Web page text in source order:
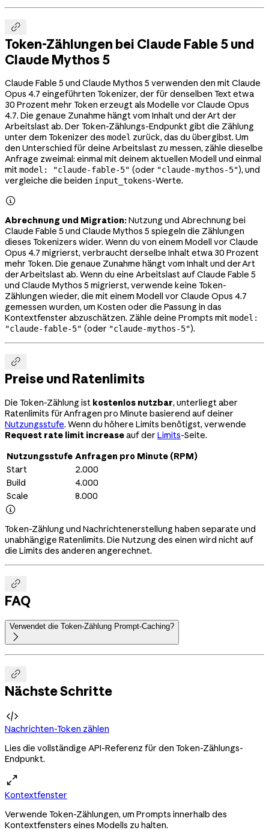

Token-Zählungen bei Claude Fable 5 und
Claude Mythos 5
Claude Fable 5 und Claude Mythos 5 verwenden den mit Claude
Opus 4.7 eingeführten Tokenizer, der für denselben Text etwa
30 Prozent mehr Token erzeugt als Modelle vor Claude Opus
4.7. Die genaue Zunahme hängt vom Inhalt und der Art der
Arbeitslast ab. Der Token-Zählungs-Endpunkt gibt die Zählung
unter dem Tokenizer des model zurück, das du übergibst. Um
den Unterschied für deine Arbeitslast zu messen, zähle dieselbe
Anfrage zweimal: einmal mit deinem aktuellen Modell und einmal
mitmodel: "claude-fable-5" (oder "claude-mythos-5"), und
vergleiche die beiden input_tokens-Werte.

Abrechnung und Migration:Nutzung und Abrechnung bei
Claude Fable 5 und Claude Mythos 5 spiegeln die Zählungen
dieses Tokenizers wider. Wenn du von einem Modell vor Claude
Opus 4.7 migrierst, verbraucht derselbe Inhalt etwa 30 Prozent
mehr Token. Die genaue Zunahme hängt vom Inhalt und der Art
der Arbeitslast ab. Wenn du eine Arbeitslast auf Claude Fable 5
und Claude Mythos 5 migrierst, verwende keine Token-
Zählungen wieder, die mit einem Modell vor Claude Opus 4.7
gemessen wurden, um Kosten oder die Passung in das
Kontextfenster abzuschätzen. Zähle deine Prompts mitmodel:
"claude-fable-5" (oder "claude-mythos-5").

Preise und Ratenlimits
Die Token-Zählung ist kostenlos nutzbar, unterliegt aber
Ratenlimits für Anfragen pro Minute basierend auf deiner
Nutzungsstufe. Wenn du höhere Limits benötigst, verwende
Request rate limit increaseauf der Limits-Seite.
Nutzungsstufe Anfragen pro Minute (RPM)
Start
2.000
Build
4.000
Scale
8.000

Token-Zählung und Nachrichtenerstellung haben separate und
unabhängige Ratenlimits. Die Nutzung des einen wird nicht auf
die Limits des anderen angerechnet.

FAQ
Verwendet die Token-Zählung Prompt-Caching?


Nächste Schritte

Nachrichten-Token zählen
Lies die vollständige API-Referenz für den Token-Zählungs-
Endpunkt.
Kontextfenster
Verwende Token-Zählungen, um Prompts innerhalb des
Kontextfensters eines Modells zu halten.